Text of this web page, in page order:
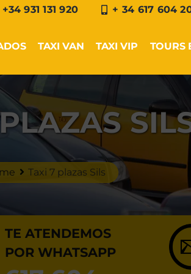
+34 931 131 920 + 34 617 604
TAXI VAN TAXI VIP TOURS
Taxi 7 plazas Sils
TE ATENDEMOS
POR WHATSAPP